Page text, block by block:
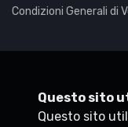
Condizioni Generali di
Questo sito
Questo sito